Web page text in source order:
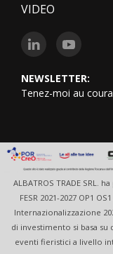
VIDEO
NEWSLETTER:
Tenez-moi au
ALBATROS TRADE SRL.
FESR 2021-2027 OP1
Internazionalizzazione
di investimento si basa
eventi fieristici a livello